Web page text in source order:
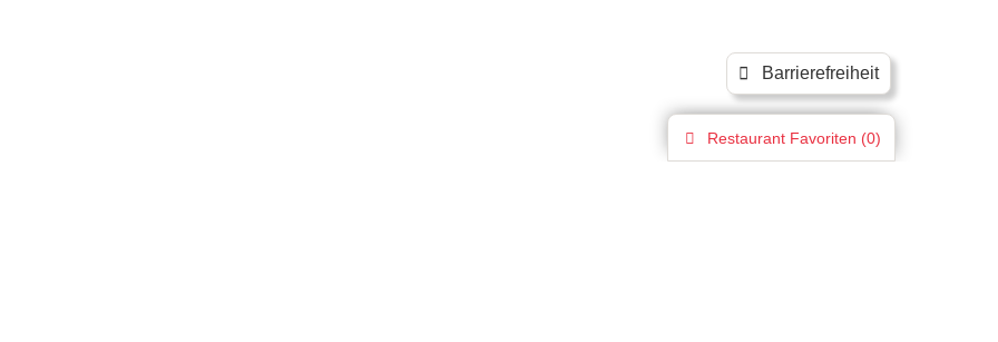
Barrierefreiheit
Restaurant Favoriten (0)